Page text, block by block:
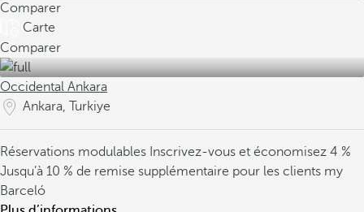
Comparer
Carte
Comparer
Occidental Ankara
Ankara, Turkiye
Réservations modulables Inscrivez-vous et économisez 4 %
Jusqu’à 10 % de remise supplémentaire pour les clients my
Barceló